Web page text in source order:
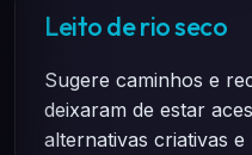
Leito de rio seco
Sugere caminhos e
deixaram de estar
alternativas criativas